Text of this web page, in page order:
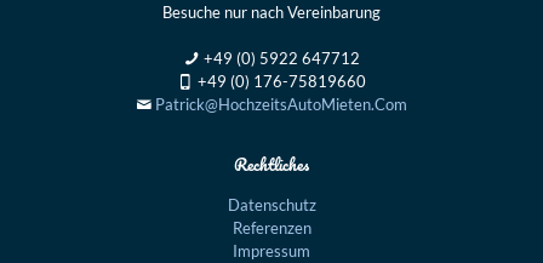
Besuche nur nach Vereinbarung
+49 (0) 5922 647712
+49 (0) 176-75819660
Patrick@HochzeitsAutoMieten.Com
Rechtliches
Datenschutz
Referenzen
Impressum